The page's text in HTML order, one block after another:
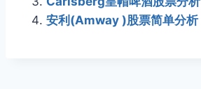
安利(Amway )股票简单分析